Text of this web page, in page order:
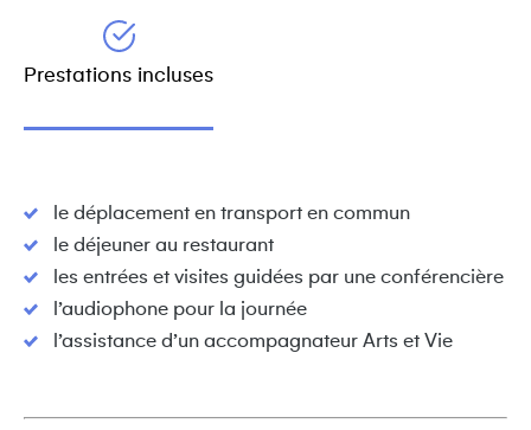
Prestations incluses
le déplacement en transport en commun
le déjeuner au restaurant
les entrées et visites guidées par une conférencière
l’audiophone pour la journée
l’assistance d’un accompagnateur Arts et Vie